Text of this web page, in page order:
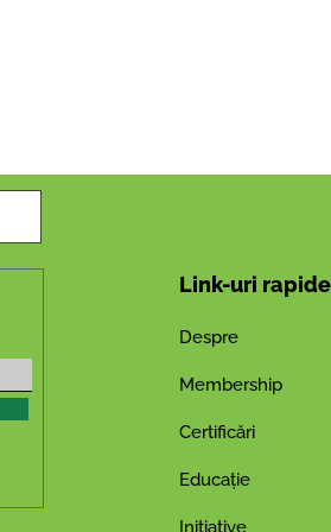
Link-uri rapide
Despre
Membership
Certificări
Educație
Inițiative